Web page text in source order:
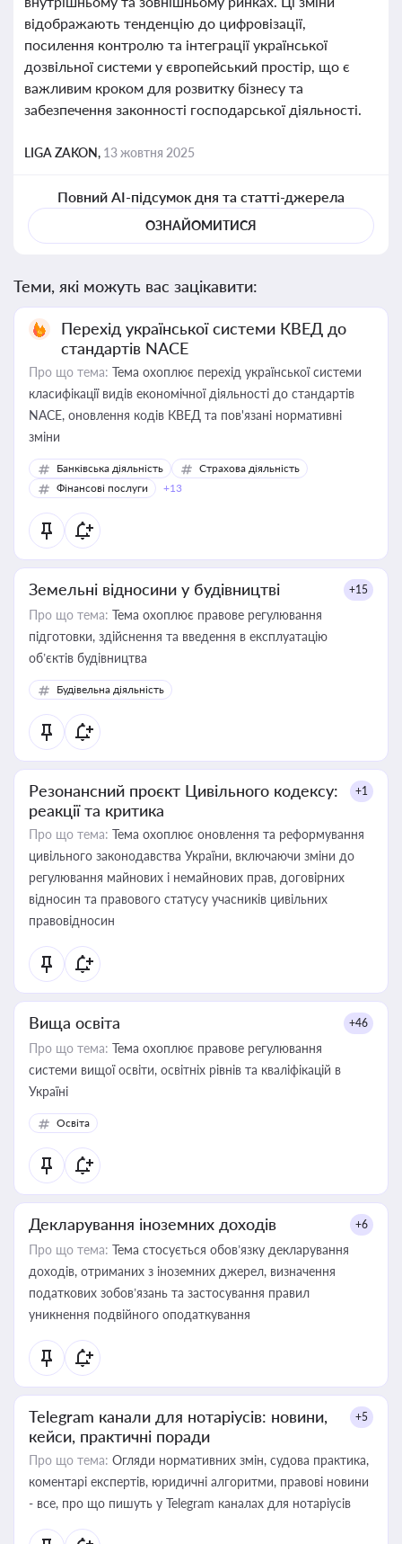
відображають тенденцію до цифровізації,
посилення контролю та інтеграції української
дозвільної системи у європейський простір, що є
важливим кроком для розвитку бізнесу та
забезпечення законності господарської діяльності.
LIGA ZAKON, 13 жовтня 2025
Повний AI-підсумок дня та статті-джерела
ОЗНАЙОМИТИСЯ
Теми, які можуть вас зацікавити:
Перехід української системи КВЕД до
стандартів NACE
Про що тема: Тема охоплює перехід української системи
класифікації видів економічної діяльності до стандартів
NACE, оновлення кодів КВЕД та пов'язані нормативні
зміни
Банківська діяльність
Страхова діяльність
Фінансові послуги
+13
Земельні відносини у будівництві +15
Про що тема: Тема охоплює правове регулювання
підготовки, здійснення та введення в експлуатацію
об’єктів будівництва
Будівельна діяльність
Резонансний проєкт Цивільного кодексу:
реакції та критика
+1
Про що тема: Тема охоплює оновлення та реформування
цивільного законодавства України, включаючи зміни до
регулювання майнових і немайнових прав, договірних
відносин та правового статусу учасників цивільних
правовідносин
Вища освіта +46
Про що тема: Тема охоплює правове регулювання
системи вищої освіти, освітніх рівнів та кваліфікацій в
Україні
Освіта
Декларування іноземних доходів +6
Про що тема: Тема стосується обов’язку декларування
доходів, отриманих з іноземних джерел, визначення
податкових зобов’язань та застосування правил
уникнення подвійного оподаткування
Telegram канали для нотаріусів: новини,
кейси, практичні поради
+5
Про що тема: Огляди нормативних змін, судова практика,
коментарі експертів, юридичні алгоритми, правові новини
- все, про що пишуть у Telegram каналах для нотаріусів